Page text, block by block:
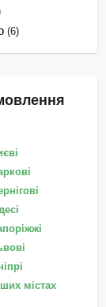
(6)
містах